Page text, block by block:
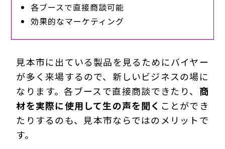
各ブースで直接商談可能
効果的なマーケティング
見本市に出ている製品を見るためにバイヤー
が多く来場するので、新しいビジネスの場に
なります。各ブースで直接商談できたり、 商
材を実際に使用して生の声を聞く ことができ
たりするのも、見本市ならではのメリットで
す。